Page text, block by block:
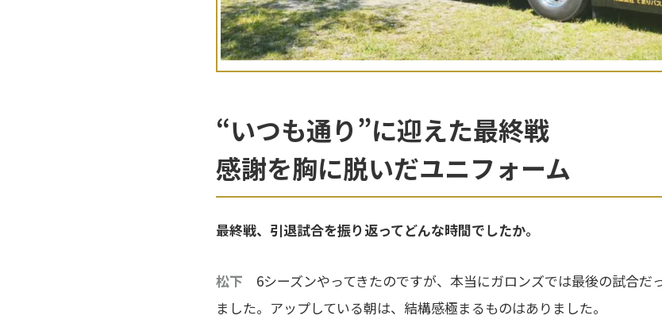
“いつも通り”に迎えた最終戦
感謝を胸に脱いだユニフォーム
――最終戦、引退試合を振り返ってどんな時間でしたか。
松下 6シーズンやってきたのですが、本当にガロンズでは最後の試合だ
ました。アップしている朝は、結構感極まるものはありました。